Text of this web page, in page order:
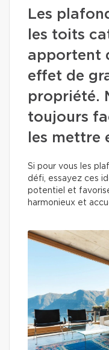
Les
les toits
apportent
effet de
propriété.
toujours
les mettre
Si pour vous les
défi, essayez ces
potentiel et
harmonieux et